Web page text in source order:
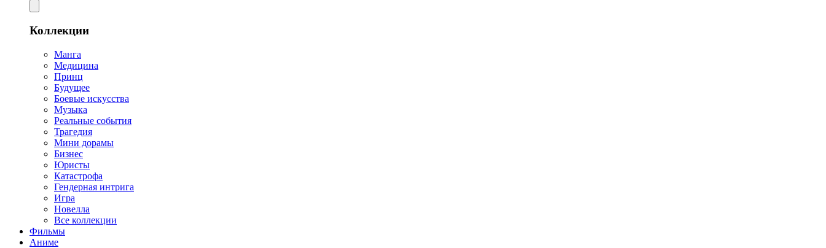
Коллекции
Манга
Медицина
Принц
Будущее
Боевые искусства
Музыка
Реальные события
Трагедия
Мини дорамы
Бизнес
Юристы
Катастрофа
Гендерная интрига
Игра
Новелла
Все коллекции
Фильмы
Аниме